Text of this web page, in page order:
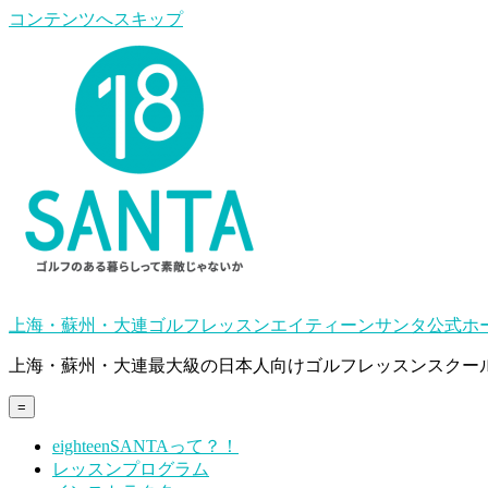
コンテンツへスキップ
上海・蘇州・大連ゴルフレッスンエイティーンサンタ公式ホ
上海・蘇州・大連最大級の日本人向けゴルフレッスンスクー
=
eighteenSANTAって？！
レッスンプログラム